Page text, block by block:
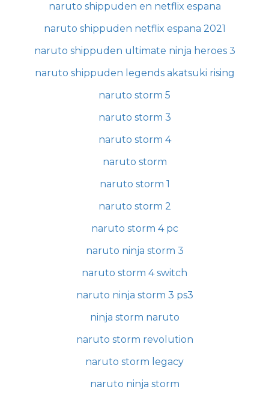
naruto shippuden en netflix espana
naruto shippuden netflix espana 2021
naruto shippuden ultimate ninja heroes 3
naruto shippuden legends akatsuki rising
naruto storm 5
naruto storm 3
naruto storm 4
naruto storm
naruto storm 1
naruto storm 2
naruto storm 4 pc
naruto ninja storm 3
naruto storm 4 switch
naruto ninja storm 3 ps3
ninja storm naruto
naruto storm revolution
naruto storm legacy
naruto ninja storm